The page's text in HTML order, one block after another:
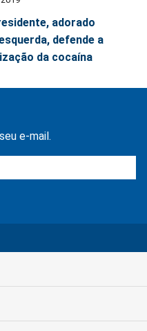
adorado
defende a
da cocaína
e-mail.